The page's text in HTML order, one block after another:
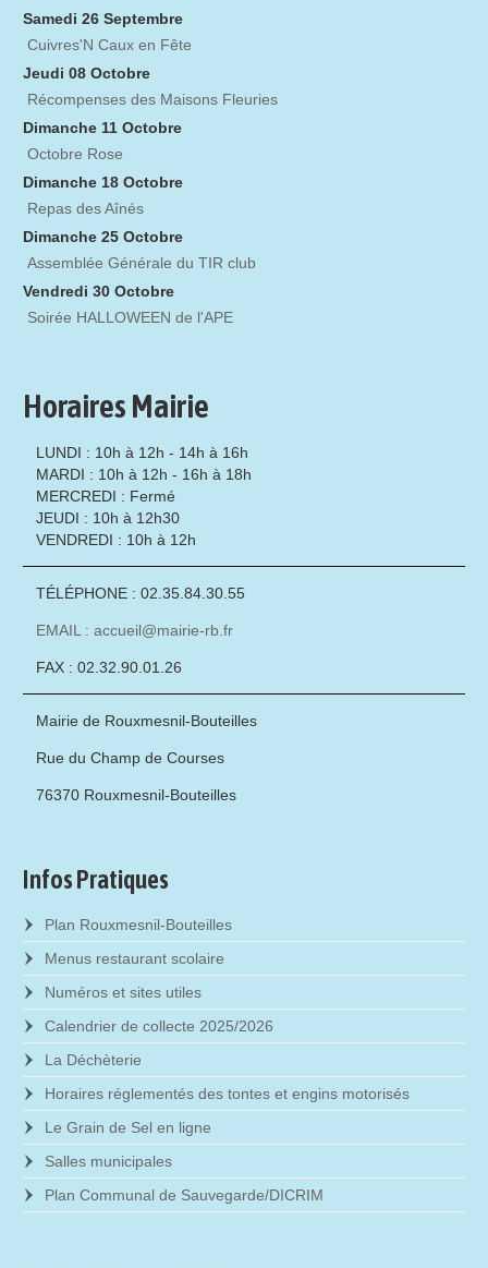
Samedi 26 Septembre
Cuivres'N Caux en Fête
Jeudi 08 Octobre
Récompenses des Maisons Fleuries
Dimanche 11 Octobre
Octobre Rose
Dimanche 18 Octobre
Repas des Aînés
Dimanche 25 Octobre
Assemblée Générale du TIR club
Vendredi 30 Octobre
Soirée HALLOWEEN de l'APE
Horaires Mairie
LUNDI : 10h à 12h - 14h à 16h
MARDI : 10h à 12h - 16h à 18h
MERCREDI : Fermé
JEUDI : 10h à 12h30
VENDREDI : 10h à 12h
TÉLÉPHONE : 02.35.84.30.55
EMAIL : accueil@mairie-rb.fr
FAX : 02.32.90.01.26
Mairie de Rouxmesnil-Bouteilles
Rue du Champ de Courses
76370 Rouxmesnil-Bouteilles
Infos Pratiques
Plan Rouxmesnil-Bouteilles
Menus restaurant scolaire
Numéros et sites utiles
Calendrier de collecte 2025/2026
La Déchèterie
Horaires réglementés des tontes et engins motorisés
Le Grain de Sel en ligne
Salles municipales
Plan Communal de Sauvegarde/DICRIM